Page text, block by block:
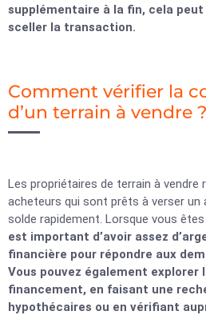
supplémentaire à la fin, cela
sceller la transaction.
Comment vérifier la
d’un terrain à vendre ?
Les propriétaires de terrain à vendre
acheteurs qui sont prêts à verser un
solde rapidement. Lorsque vous
est important d’avoir assez
financière pour répondre aux
Vous pouvez également explorer
financement, en faisant une
hypothécaires ou en vérifiant